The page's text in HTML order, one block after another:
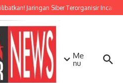
Jaringan Siber Terorganisir Incar
Me
nu